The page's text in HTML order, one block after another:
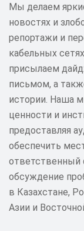
Мы делаем
новостях и
репортажи и
кабельных
присылаем
письмом, а
истории. Наша
ценности и
предоставляя
обеспечить
ответственный
обсуждение
в Казахстане,
Азии и